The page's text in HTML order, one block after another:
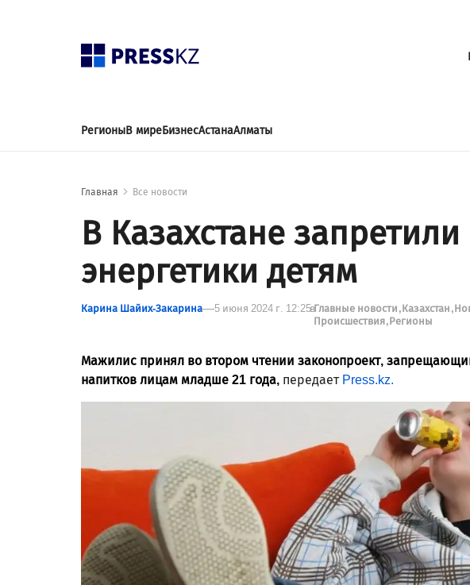
РегионыВ миреБизнесАстанаАлматы
Главная Все новости
В Казахстане
энергетики детям
Карина Шайих-Закарина 5 июня 2024 г. 12:25вГлавные новости Казахстан
Происшествия Регионы
Мажилис принял во втором чтении законопроект,
напитков лицам младше 21 года, передает Press.kz.